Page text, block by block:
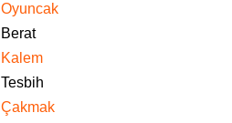
Oyuncak
Berat
Kalem
Tesbih
Çakmak